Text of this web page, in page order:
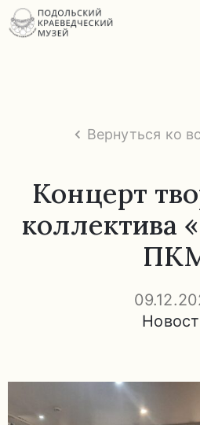
экскурсии
Заказ
вопросы
Документы
Вернуться ко
Концерт
коллектива